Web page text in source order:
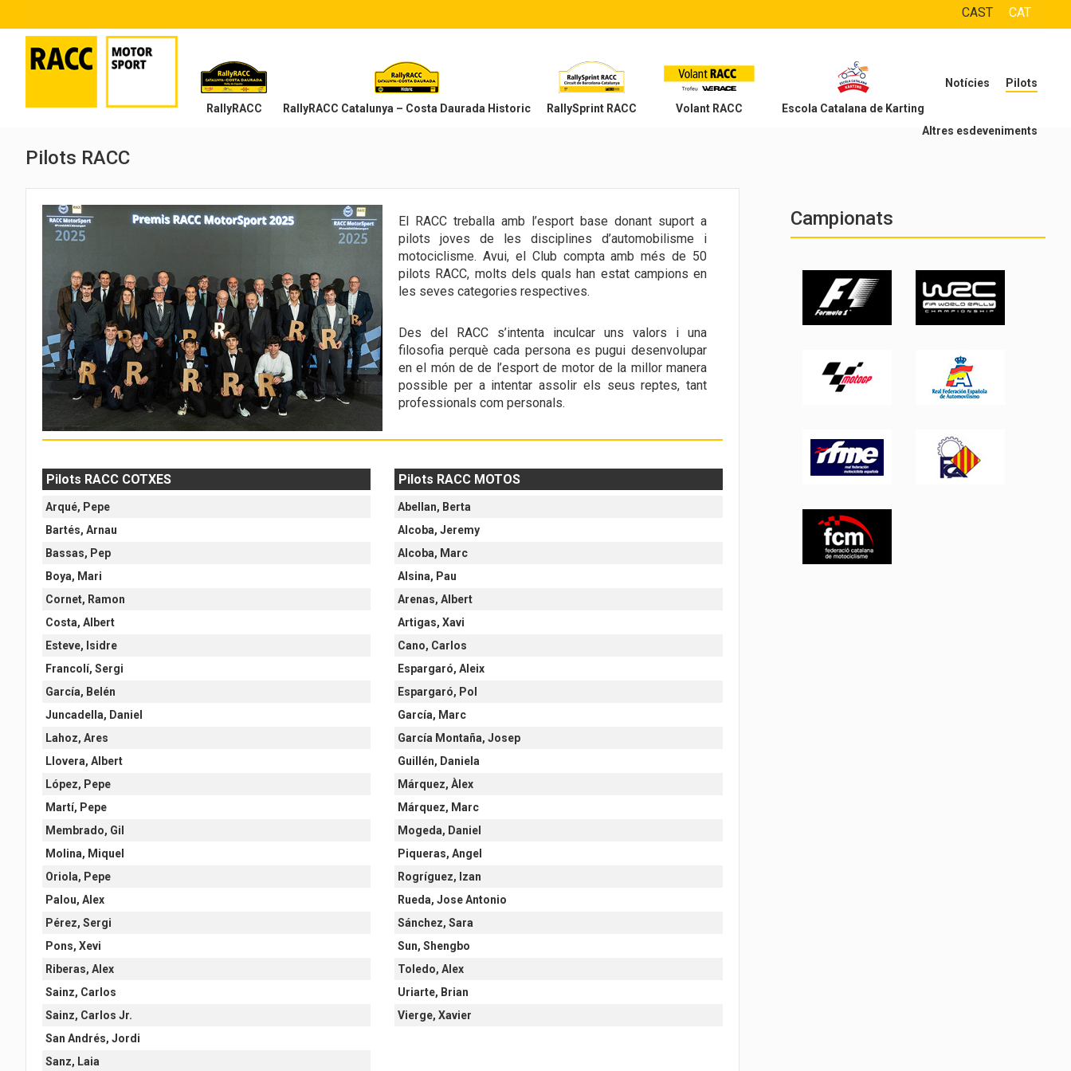
CAST CAT
RallyRACC RallyRACC Catalunya – Costa Daurada Historic RallySprint RACC Volant RACC Escola Catalana de Karting
Pilots
Notícies
Altres esdeveniments
Pilots RACC
El RACC treballa amb l’esport base donant suport a
pilots joves de les disciplines d’automobilisme i
motociclisme. Avui, el Club compta amb més de 50
pilots RACC, molts dels quals han estat campions en
les seves categories respectives.
Des del RACC s’intenta inculcar uns valors i una
filosofia perquè cada persona es pugui desenvolupar
en el món de de l’esport de motor de la millor manera
possible per a intentar assolir els seus reptes, tant
professionals com personals.
Pilots RACC COTXES
Arqué, Pepe
Bartés, Arnau
Bassas, Pep
Boya, Mari
Cornet, Ramon
Costa, Albert
Esteve, Isidre
Francolí, Sergi
García, Belén
Juncadella, Daniel
Lahoz, Ares
Llovera, Albert
López, Pepe
Martí, Pepe
Membrado, Gil
Molina, Miquel
Oriola, Pepe
Palou, Alex
Pérez, Sergi
Pons, Xevi
Riberas, Alex
Sainz, Carlos
Sainz, Carlos Jr.
San Andrés, Jordi
Sanz, Laia
Pilots RACC MOTOS
Abellan, Berta
Alcoba, Jeremy
Alcoba, Marc
Alsina, Pau
Arenas, Albert
Artigas, Xavi
Cano, Carlos
Espargaró, Aleix
Espargaró, Pol
García, Marc
García Montaña, Josep
Guillén, Daniela
Márquez, Àlex
Márquez, Marc
Mogeda, Daniel
Piqueras, Angel
Rogríguez, Izan
Rueda, Jose Antonio
Sánchez, Sara
Sun, Shengbo
Toledo, Alex
Uriarte, Brian
Vierge, Xavier
Campionats